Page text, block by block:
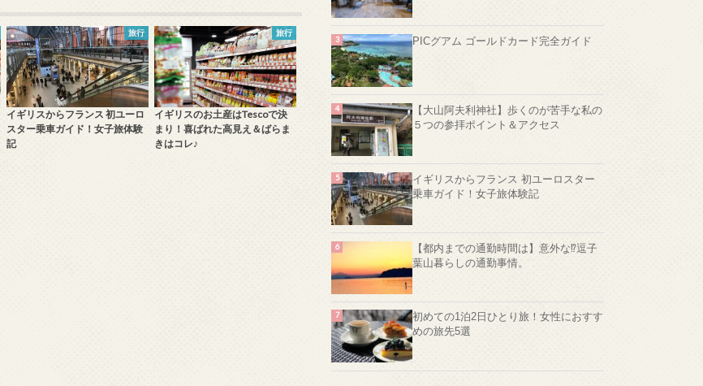
旅行
イギリスからフランス 初ユーロ
スター乗車ガイド！女子旅体験
記
旅行
イギリスのお土産はTescoで決
まり！喜ばれた高見え＆ばらま
きはコレ♪
PICグアム ゴールドカード完全ガイド
【大山阿夫利神社】歩くのが苦手な私の
５つの参拝ポイント＆アクセス
イギリスからフランス 初ユーロスター
乗車ガイド！女子旅体験記
【都内までの通勤時間は】意外な⁉️逗子
葉山暮らしの通勤事情。
初めての1泊2日ひとり旅！女性におすす
めの旅先5選